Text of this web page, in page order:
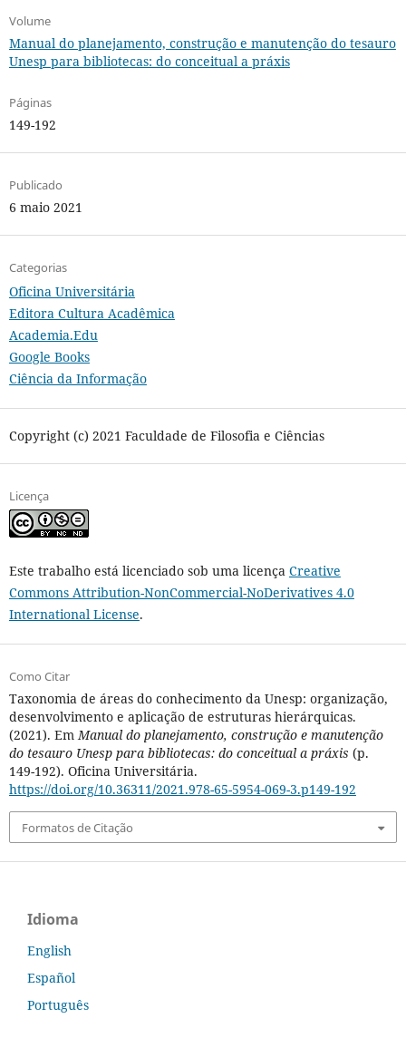
Volume
Manual do planejamento, construção e manutenção do tesauro
Unesp para bibliotecas: do conceitual a práxis
Páginas
149-192
Publicado
6 maio 2021
Categorias
Oficina Universitária
Editora Cultura Acadêmica
Academia.Edu
Google Books
Ciência da Informação
Copyright (c) 2021 Faculdade de Filosofia e Ciências
Licença
Este trabalho está licenciado sob uma licença Creative
Commons Attribution-NonCommercial-NoDerivatives 4.0
International License.
Como Citar
Taxonomia de áreas do conhecimento da Unesp: organização,
desenvolvimento e aplicação de estruturas hierárquicas.
(2021). EmManual do planejamento, construção e manutenção
do tesauro Unesp para bibliotecas: do conceitual a práxis (p.
149-192). Oficina Universitária.
https://doi.org/10.36311/2021.978-65-5954-069-3.p149-192
Formatos de Citação
Idioma
English
Español
Português